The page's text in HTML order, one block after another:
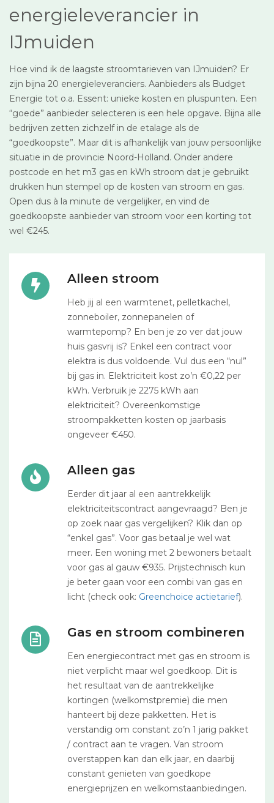
energieleverancier in
IJmuiden
Hoe vind ik de laagste stroomtarieven van IJmuiden? Er
zijn bijna 20 energieleveranciers. Aanbieders als Budget
Energie tot o.a. Essent: unieke kosten en pluspunten. Een
“goede” aanbieder selecteren is een hele opgave. Bijna alle
bedrijven zetten zichzelf in de etalage als de
“goedkoopste”. Maar dit is afhankelijk van jouw persoonlijke
situatie in de provincie Noord-Holland. Onder andere
postcode en het m3 gas en kWh stroom dat je gebruikt
drukken hun stempel op de kosten van stroom en gas.
Open dus à la minute de vergelijker, en vind de
goedkoopste aanbieder van stroom voor een korting tot
wel €245.
Alleen stroom
Heb jij al een warmtenet, pelletkachel,
zonneboiler, zonnepanelen of
warmtepomp? En ben je zo ver dat jouw
huis gasvrij is? Enkel een contract voor
elektra is dus voldoende. Vul dus een “nul”
bij gas in. Elektriciteit kost zo’n €0,22 per
kWh. Verbruik je 2275 kWh aan
elektriciteit? Overeenkomstige
stroompakketten kosten op jaarbasis
ongeveer €450.
Alleen gas
Eerder dit jaar al een aantrekkelijk
elektriciteitscontract aangevraagd? Ben je
op zoek naar gas vergelijken? Klik dan op
“enkel gas”. Voor gas betaal je wel wat
meer. Een woning met 2 bewoners betaalt
voor gas al gauw €935. Prijstechnisch kun
je beter gaan voor een combi van gas en
licht (check ook: Greenchoice actietarief).
Gas en stroom combineren
Een energiecontract met gas en stroom is
niet verplicht maar wel goedkoop. Dit is
het resultaat van de aantrekkelijke
kortingen (welkomstpremie) die men
hanteert bij deze pakketten. Het is
verstandig om constant zo’n 1 jarig pakket
/ contract aan te vragen. Van stroom
overstappen kan dan elk jaar, en daarbij
constant genieten van goedkope
energieprijzen en welkomstaanbiedingen.